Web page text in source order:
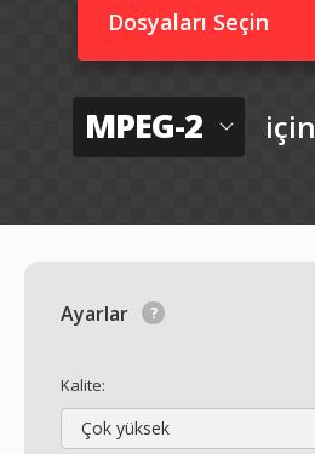
Dosyaları Seçin
MPEG-2 için
Ayarlar
Kalite:
Çok yüksek